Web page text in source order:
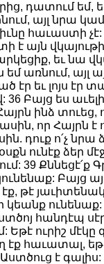
դատում
այլ նրա
հաւաստի չէ:
է այն
եւ նա
առնում, այլ
էր եւ լոյս էր
Բայց ես
ինձ
որ Հայրն է
դուք ո՛չ նրա
ունէք ձեր
39 Քննեցէ՛ք
Բայց
թէ
կեանք
հանդէպ սէր
Եթէ ուրիշ
էք հաւատալ,
է